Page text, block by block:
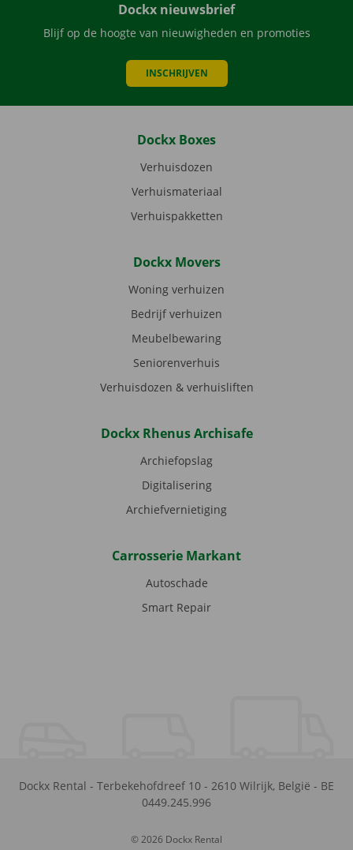
Dockx nieuwsbrief
Blijf op de hoogte van nieuwigheden en promoties
INSCHRIJVEN
Dockx Boxes
Verhuisdozen
Verhuismateriaal
Verhuispakketten
Dockx Movers
Woning verhuizen
Bedrijf verhuizen
Meubelbewaring
Seniorenverhuis
Verhuisdozen & verhuisliften
Dockx Rhenus Archisafe
Archiefopslag
Digitalisering
Archiefvernietiging
Carrosserie Markant
Autoschade
Smart Repair
Dockx Rental - Terbekehofdreef 10 - 2610 Wilrijk, België - BE
0449.245.996
© 2026 Dockx Rental